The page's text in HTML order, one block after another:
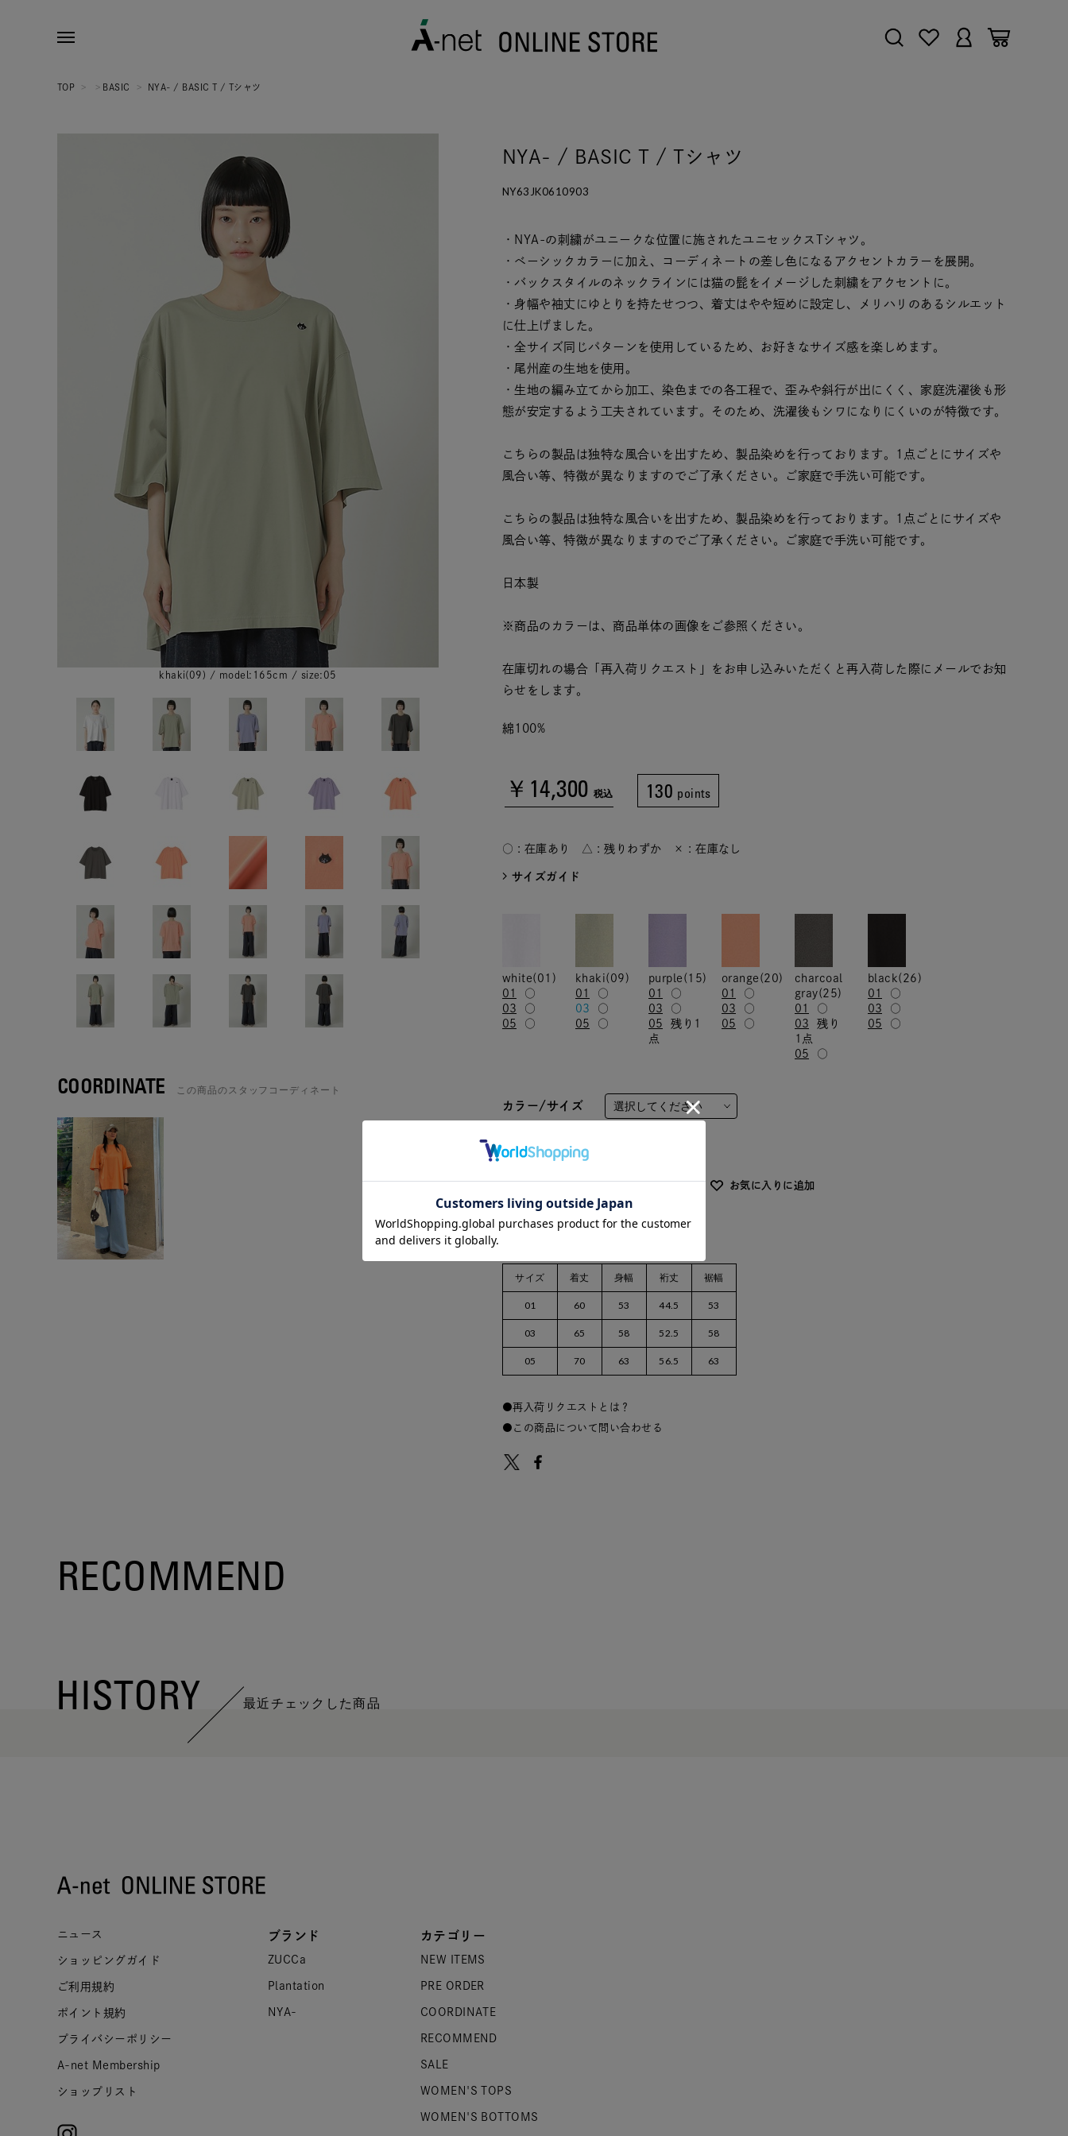
TOP > > BASIC > NYA- / BASIC T / Tシャツ
khaki(09) / model:165cm / size:05
COORDINATE この商品のスタッフコーディネート
NYA- / BASIC T / Tシャツ
NY63JK0610903
・NYA-の刺繍がユニークな位置に施されたユニセックスTシャツ。
・ベーシックカラーに加え、コーディネートの差し色になるアクセントカラーを展開。
・バックスタイルのネックラインには猫の髭をイメージした刺繍をアクセントに。
・身幅や袖丈にゆとりを持たせつつ、着丈はやや短めに設定し、メリハリのあるシルエット
に仕上げました。
・全サイズ同じパターンを使用しているため、お好きなサイズ感を楽しめます。
・尾州産の生地を使用。
・生地の編み立てから加工、染色までの各工程で、歪みや斜行が出にくく、家庭洗濯後も形
態が安定するよう工夫されています。そのため、洗濯後もシワになりにくいのが特徴です。
こちらの製品は独特な風合いを出すため、製品染めを行っております。1点ごとにサイズや
風合い等、特徴が異なりますのでご了承ください。ご家庭で手洗い可能です。
こちらの製品は独特な風合いを出すため、製品染めを行っております。1点ごとにサイズや
風合い等、特徴が異なりますのでご了承ください。ご家庭で手洗い可能です。
日本製
※商品のカラーは、商品単体の画像をご参照ください。
在庫切れの場合「再入荷リクエスト」をお申し込みいただくと再入荷した際にメールでお知
らせをします。
綿100%
￥14,300 税込 130 points
○ : 在庫あり △ : 残りわずか × : 在庫なし
サイズガイド
white(01)
01
○
03
○
05
○
khaki(09)
01
○
03
○
05
○
purple(15)
01
○
03
○
05
残り1
点
orange(20)
01
○
03
○
05
○
charcoal
gray(25)
01
○
03
残り
1点
05
○
black(26)
01
○
03
○
05
○
カラー/サイズ
お気に入りに追加
サイズ 着丈 身幅 裄丈 裾幅
01 60 53 44.5 53
03 65 58 52.5 58
05 70 63 56.5 63
再入荷リクエストとは？
この商品について問い合わせる
RECOMMEND
HISTORY 最近チェックした商品
ニュース
ショッピングガイド
ご利用規約
ポイント規約
プライバシーポリシー
A-net Membership
ショップリスト
ブランド
ZUCCa
Plantation
NYA-
カテゴリー
NEW ITEMS
PRE ORDER
COORDINATE
RECOMMEND
SALE
WOMEN'S TOPS
WOMEN'S BOTTOMS